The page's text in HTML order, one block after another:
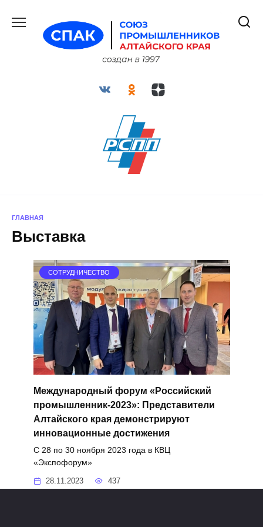
содержанию
ГЛАВНАЯ
Выставка
СОТРУДНИЧЕСТВО
Международный форум «Российский
промышленник-2023»: Представители
Алтайского края демонстрируют
инновационные достижения
С 28 по 30 ноября 2023 года в КВЦ
«Экспофорум»
28.11.2023 437